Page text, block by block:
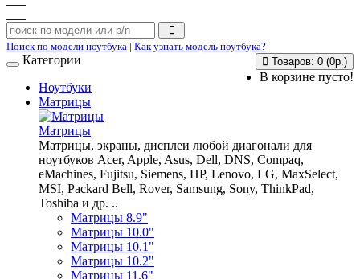
Поиск по модели ноутбука | Как узнать модель ноутбука?
Товаров: 0 (0р.)
В корзине пусто!
Категории
Ноутбуки
Матрицы
Матрицы
Матрицы, экраны, дисплеи любой диагонали для
ноутбуков Acer, Apple, Asus, Dell, DNS, Compaq,
eMachines, Fujitsu, Siemens, HP, Lenovo, LG, MaxSelect,
MSI, Packard Bell, Rover, Samsung, Sony, ThinkPad,
Toshiba и др. ..
Матрицы 8.9"
Матрицы 10.0"
Матрицы 10.1"
Матрицы 10.2"
Матрицы 11.6"